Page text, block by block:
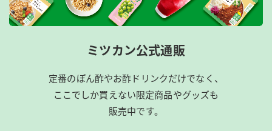
ミツカン公式通販
定番のぽん酢やお酢ドリンクだけでなく、
ここでしか買えない限定商品やグッズも
販売中です。